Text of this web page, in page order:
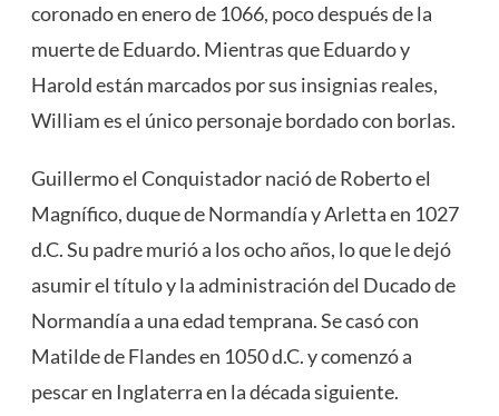
coronado en enero de 1066, poco después de la
muerte de Eduardo. Mientras que Eduardo y
Harold están marcados por sus insignias reales,
William es el único personaje bordado con borlas.
Guillermo el Conquistador nació de Roberto el
Magnífico, duque de Normandía y Arletta en 1027
d.C. Su padre murió a los ocho años, lo que le dejó
asumir el título y la administración del Ducado de
Normandía a una edad temprana. Se casó con
Matilde de Flandes en 1050 d.C. y comenzó a
pescar en Inglaterra en la década siguiente.